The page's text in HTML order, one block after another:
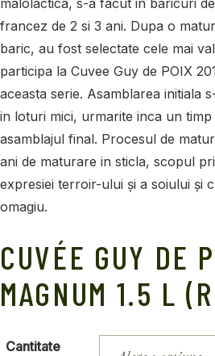
malolactica, s-a facut in baricuri
francez de 2 si 3 ani. Dupa o
baric, au fost selectate cele mai
participa la Cuvee Guy de POIX
aceasta serie. Asamblarea initiala
in loturi mici, urmarite inca un
asamblajul final. Procesul de
ani de maturare in sticla, scopul
expresiei terroir-ului și a soiului și
omagiu.
CUVÉE GUY DE
MAGNUM 1.5 L
Cantitate